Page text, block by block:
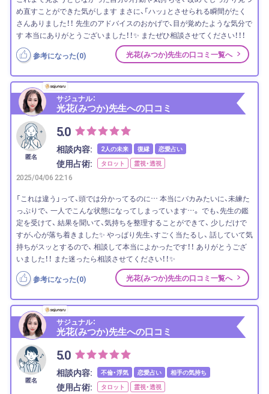
め直すことができた気がします まさに、「ハッ」とさせられる瞬間がたく
さんありました！！ 先生のアドバイスのおかげで、目が覚めたような気分で
す 本当にありがとうございました！！✨ またぜひ相談させてください！！！
参考になった(0) 光花(みつか)先生の口コミ一覧へ
サジュナル：
光花(みつか)先生への口コミ
匿名
5.0
相談内容: 2人の未来 復縁 恋愛占い
使用占術: タロット 霊視・透視
2025/04/06 22:16
「これは違う」って、頭では分かってるのに… 本当にバカみたいに、未練た
っぷりで、 一人でこんな状態になってしまっています…。 でも、先生の鑑
定を受けて、 結果を聞いて、気持ちを整理することができて、 少しだけで
すが、心が落ち着きました✨ やっぱり先生、すごく当たるし、 話していて気
持ちがスッとするので、 相談して本当によかったです！！ ありがとうござ
いました！！ また迷ったら相談させてください！！✨
参考になった(0) 光花(みつか)先生の口コミ一覧へ
サジュナル：
光花(みつか)先生への口コミ
匿名
5.0
相談内容: 不倫・浮気 恋愛占い 相手の気持ち
使用占術: タロット 霊視・透視